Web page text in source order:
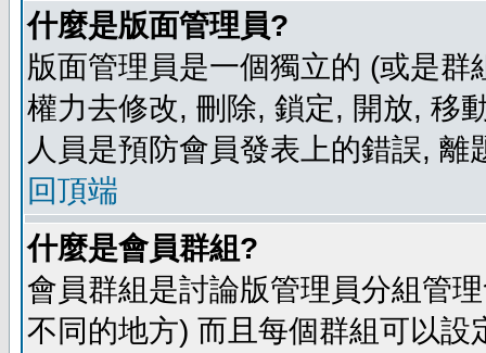
什麼是版面管理員?
版面管理員是一個獨立的 (或是
權力去修改, 刪除, 鎖定, 開放, 移
人員是預防會員發表上的錯誤, 離
回頂端
什麼是會員群組?
會員群組是討論版管理員分組管
不同的地方) 而且每個群組可以